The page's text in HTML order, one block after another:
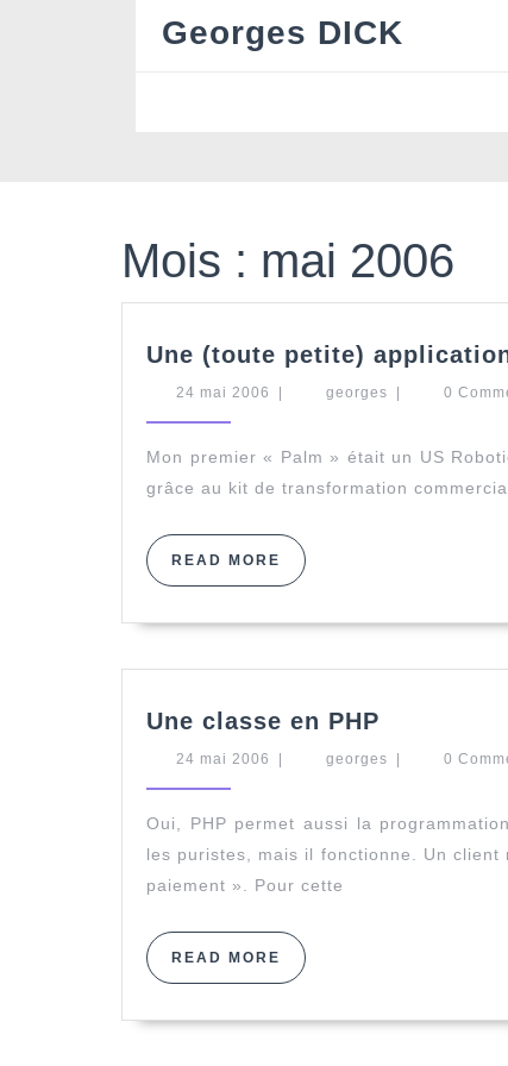
Georges DICK
Mois : mai 2006
Une (toute petite)
24 mai 2006 24
georges georges0
Mon premier « Palm » était un US
grâce au kit de transformation
READ MORE READ
MORE
Une classe en PHP
en
24 mai 2006 24
georges georges0
Oui, PHP permet aussi la
les puristes, mais il fonctionne. Un client
paiement ». Pour cette
READ MORE READ
MORE